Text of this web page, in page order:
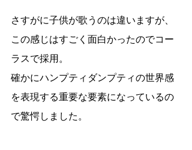
さすがに子供が歌うのは違いますが、
この感じはすごく面白かったのでコー
ラスで採用。
確かにハンプティダンプティの世界感
を表現する重要な要素になっているの
で驚愕しました。